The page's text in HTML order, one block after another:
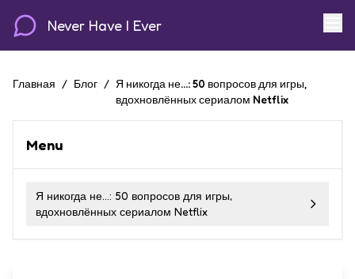
Never Have I Ever
Главная / Блог / Я никогда не...: 50 вопросов для игры,
вдохновлённых сериалом Netflix
Menu
Я никогда не...: 50 вопросов для игры,
вдохновлённых сериалом Netflix